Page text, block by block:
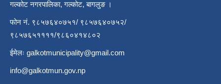
गल्कोट नगरपालिका, गल्कोट, बागलुङ ।
फोन नं. ९८५७६४०७५१/ ९८५७६४०७५२/
९८५७६५११११/९८६०४१४८०२
ईमेलः galkotmunicipality@gmail.com
info@galkotmun.gov.np